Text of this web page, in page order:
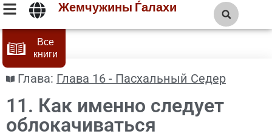
Жемчужины Ѓалахи
Все
книги
Глава: Глава 16 - Пасхальный Седер
11. Как именно следует
облокачиваться